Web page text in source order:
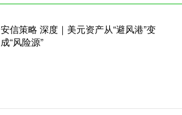
安信策略 深度｜美元资产从“避风港”变
成“风险源”